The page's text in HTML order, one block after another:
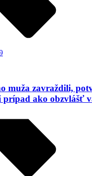
muža zavraždili,
prípad ako obzvlášť